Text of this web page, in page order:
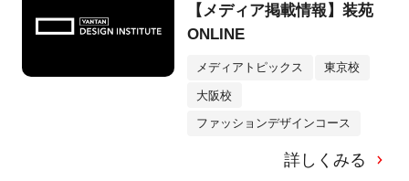
【メディア掲載情報】装苑
ONLINE
メディアトピックス 東京校
大阪校
ファッションデザインコース
詳しくみる